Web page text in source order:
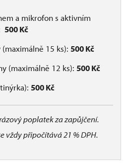
a mikrofon s aktivním
500 Kč
15 ks): 500 Kč
(maximálně 12 ks): 500 Kč
500 Kč
poplatek za zapůjčení.
vždy připočítává 21 % DPH.